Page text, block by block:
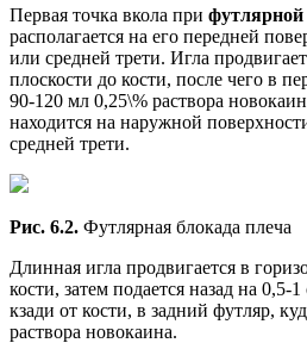
Первая точка вкола при футлярной
располагается на его передней
или средней трети. Игла
плоскости до кости, после чего в
90-120 мл 0,25\% раствора
находится на наружной
средней трети.
Рис. 6.2. Футлярная блокада плеча
Длинная игла продвигается в
кости, затем подается назад на 0,5-
кзади от кости, в задний футляр,
раствора новокаина.